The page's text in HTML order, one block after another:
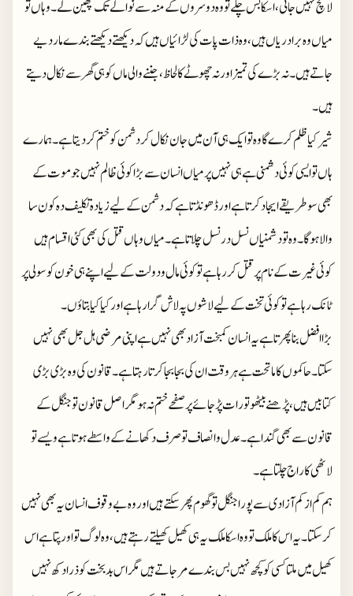
لالچ نہیں جاتی، اسکا بس چلے تو وہ دوسروں کے منہ سے نوالے تک چھین لے ۔ وہاں تو
میاں وہ برادریاں ہیں، وہ ذات پات کی لڑائیاں ہیں کہ دیکھتے دیکھتے بندے مار دیے
جاتے ہیں ۔ نہ بڑے کی تمیز اور نہ چھوٹے کا لحاظ، جننے والی ماں کو ہی گھر سے نکال دیتے
ہیں ۔
شیر کیا ظلم کرے گا وہ تو ایک ہی آن میں جان نکال کر دشمن کو ختم کر دیتا ہے ۔ ہمارے
ہاں تو ایسی کوئی دشمنی ہے ہی نہیں پر میاں انسان سے بڑا کوئی ظالم نہیں جو موت کے
بھی سو طریقے ایجاد کرتا ہے اور ڈھونڈتا ہے کہ دشمن کےلیے زیادہ تکلیف دہ کون سا
والا ہو گا ۔ وہ تو دشمنیاں نسل در نسل چلاتا ہے۔ میاں وہاں قتل کی بھی کئی اقسام ہیں
کوئی غیرت کے نام پر قتل کر رہا ہے تو کوئی مال و دولت کےلیے اپنے ہی خون کو سولی پر
ٹانک رہا ہے تو کوئی تخت کےلیے لاشوں پہ لاش گرا رہا ہے اور کیا کیا بتاؤں ۔
بڑا افضل بنا پھرتا ہے یہ انسان کمبخت آزاد بھی نہیں ہے اپنی مرضی ہل جل بھی نہیں
سکتا۔ حاکموں کا ماتحت ہے ہر وقت ان کی بجا بجا کرتا رہتا ہے ۔ قانون کی وہ بڑی بڑی
کتابیں ہیں، پڑھنے بیٹھو تو رات پڑ جائے پر صفحے ختم نہ ہو مگر اصل قانون تو جنگل کے
قانون سے بھی گندا ہے۔ عدل و انصاف تو صرف دکھانے کے واسطے ہوتا ہے ویسے تو
لاٹھی کا راج چلتا ہے ۔
ہم کم از کم آزادی سے پورا جنگل تو گھوم پھر سکتے ہیں اور وہ بےوقوف انسان یہ بھی نہیں
کرسکتا ۔ یہ اس کا ملک تو وہ اسکا ملک یہ ہی کھیل کھیلتے رہتے ہیں، وہ لوگ تو اور پتا ہے اس
کھیل میں ملتا کسی کو کچھ نہیں بس بندے مر جاتے ہیں مگر اس بدبخت کو ذرا دکھ نہیں